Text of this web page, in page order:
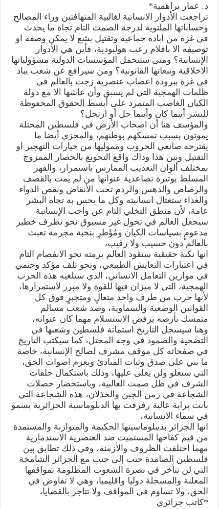
د. عمار براهمية*
تراجعت الأدوار الانسانية لغالبية المتهافتين وراء المصالح
وحساباتها الملتوية لدرجة الصمت التام تجاه ما يحدث
في غزة من ابادة جماعية وتقتيل بشع لا يمكن وصفه او
توصيفه الا بافلام رعب هوليودية، فأين هي الأدوار
الإنسانية؟ ومتى ستتحمل المؤسسات الدولية مسؤولياتها
الاخلاقية وتبعاتها القانونية؟ ومن سيرافع عن شعب يباد
في غزة ببرودة اعصاب عنصرية زجت بالعالم في
ظلمات الهمجية التي لم يسبق وأن عاشها الا مع دولة
الكيان الغاصب المتمرد على أبسط الحقوق المحفوظة
للبشر أينما كان وأينما حل أو ارتحل؟
والمؤسف هنا أن اصحاب الأرض في فلسطين المحتلة
يموتون بسبب تمسكهم بوطنهم، والمخزي أيضا ما
يقترحه صانعي الحروب ومموليها من خيارات التهجير او
التقتيل وبين هذا وذاك واقع التجويع بالحصار الممزوج
بمختلف ألوان التعذيب الممارس باستمرار، والقهر
المسلط بوتيرة تصاعدية عنوانها من لم يمت بالقصف
والرصاص والدهس والردم تحت الأنقاض ونقص الدواء
والغذاء ستغتال انسانيته وكل ما يحس به تجاه البشر
عامة، لأن منطق التخلي التام عن واجب الإنسانية
سيجعل العالم في تحول غير مسبوق نحو تطرف خطير
مدعومٍ بسياسات الكيان ومُؤَطرٍ بنخبة مجرمة تعبث
بالعالم دون حسيب ولا رقيب،
انها نكبة حقيقية ستقود العالم برمته نحو الانفصام التام
في اعتبارات التعايش الطبيعي، ونحو تلف مؤكد وحتمي
في موازين التعامل الانساني، الذي ستلغيه هذه الحرب
الهمجية، التي لا ميزان فيها للقوة ولا مبرر لاستمرارها،
لأنها حرب من طرف واحد متعالٍ ومتجبرٍ فوق كل
القوانين الوضعية والسماوية، وضد شعب مسالم
متمسك بأرضه يرفض الاستسلام مهما كان عنوانه،
وهنا سيسجل التاريخ استماتة فلسطين وشعبها في
التضحية والصمود في وجه المحتل، كما سيكتب التاريخ
في صفحاته كل موقف مشرف لصالح الإنسانية، خاصة
ما بني على صدق وثبات المبادئ وبعزم اصوات الحق،
التي ستعلو ولن يعلى عليها، وذلك باستكمال حلقات
الشرف في ظل صمت الغالبية، وباستحضار خصلات
الشجاعة في زمن الجبن والخذلان، هذه الشجاعة التي
بانت براية عالية رفرفت بها الدبلوماسية الجزائرية بسمو
في سماء الانسانية،
انها الجزائر بديبلوماسيتها الحكيمة والمتوازنة والمستمدة
من قيم كفاحها المستميت ضد العنصرية الاستدمارية
مهما اختلفت الظروف والأزمنة، وفي ذلك تطابق بين
فلسطين الصامدة جنب إلى جنب مع الجزائر الشامخة
التي لن تتأخر في نصرة الشعوب المظلومة بمواقفها
المعلنة والمسجلة دوليا واقليميا، وهي لا تفاوض في
الحق، ولا تساوم في المواقف ولا تتاجر بالقضايا،
*كاتب جزائري